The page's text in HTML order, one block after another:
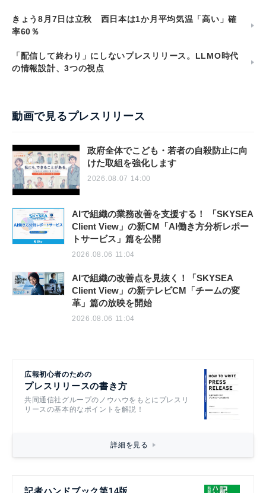
きょう8月7日は立秋 西日本は1か月平均気温「高い」確
率60％
「配信して終わり」にしないプレスリリース。LLMO時代
の情報設計、3つの視点
動画で見るプレスリリース
政府全体でこども・若者の自殺防止に向
けた取組を強化します
2026.08.07 14:00
AIで組織の業務改善を支援する！ 「SKYSEA
Client View」の新CM「AI働き方分析レポー
トサービス」篇を公開
2026.08.06 11:04
AIで組織の改善点を見抜く！「SKYSEA
Client View」の新テレビCM「チームの変
革」篇の放映を開始
2026.08.06 11:04
広報初心者のための
プレスリリースの書き方
共同通信社グループのノウハウをもとにプレスリ
リースの基本的なポイントを解説！
詳細を見る
記者ハンドブック第14版